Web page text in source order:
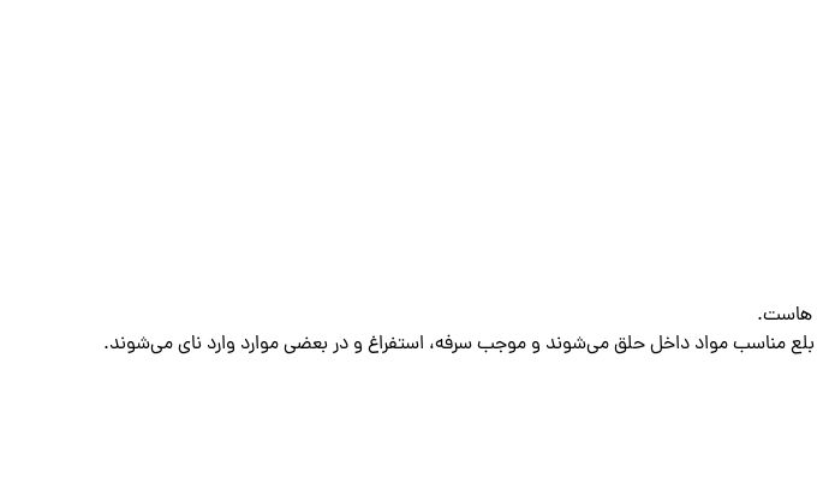
هاست.
مناسب مواد داخل حلق می‌شوند و موجب سرفه، استفراغ و در بعضی موارد وارد نای می‌شوند.